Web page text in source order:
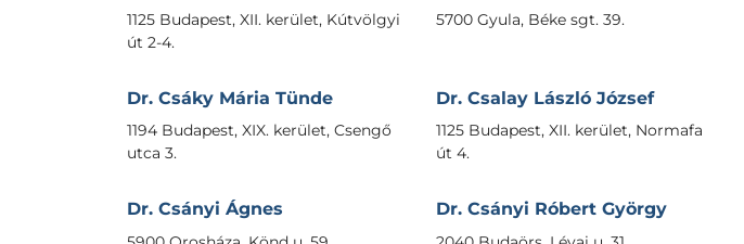
1125 Budapest, XII. kerület, Kútvölgyi
út 2-4.
5700 Gyula, Béke sgt. 39.
Dr. Csáky Mária Tünde
1194 Budapest, XIX. kerület, Csengő
utca 3.
Dr. Csalay László József
1125 Budapest, XII. kerület, Normafa
út 4.
Dr. Csányi Ágnes Dr. Csányi Róbert György